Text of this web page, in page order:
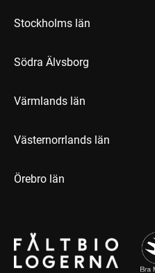
Stockholms län
Södra Älvsborg
Värmlands län
Västernorrlands län
Örebro län